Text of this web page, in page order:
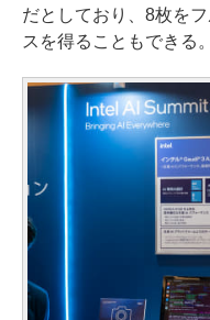
だとしており、8枚を
スを得ることもできる。